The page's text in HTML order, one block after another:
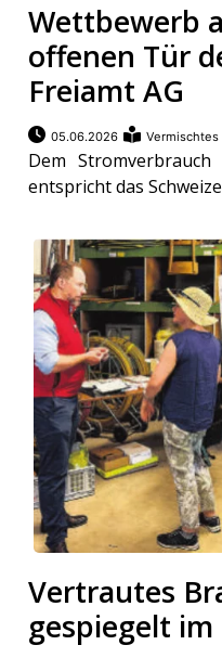
Wettbewerb
offenen Tür
Freiamt AG
05.06.2026 Vermischtes
Dem
entspricht das
Vertrautes
gespiegelt im